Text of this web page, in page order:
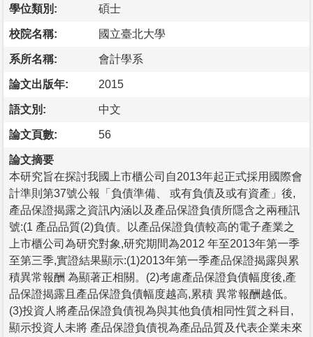
學位類別: 碩士
校院名稱: 國立臺北大學
系所名稱: 會計學系
論文出版年: 2015
語文別: 中文
論文頁數: 56
論文摘要
本研究旨在探討我國上市櫃公司自2013年起正式採用國際會
計準則第37號公報「負債準備、 或有負債及或有資產」後,
產品保證揭露之資訊內涵以及產品保證負債所隱含之兩種訊
號:(1 產品品質(2)負債。以產品保證負債較高的電子產業之
上市櫃公司為研究對象,研究期間為2012 年至2013年第一季
至第三季,實證結果顯示:(1)2013年第一季產品保證揭露與累
積異常報酬 為顯著正相關。(2)考慮產品保證負債幅度後,產
品保證揭露且產品保證負債幅度越高,累積 異常報酬越低。
(3)投資人將產品保證負債視為與其他負債相同性質之科目,
顯示投資人未將 產品保證負債視為產品品質及代表企業未來